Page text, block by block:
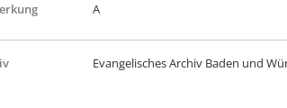
A
Evangelisches Archiv Baden und